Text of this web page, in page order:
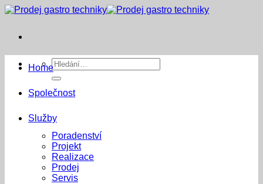
Přeskočit
Hledat:
Home
Společnost
Služby
Poradenství
Projekt
Realizace
Prodej
Servis